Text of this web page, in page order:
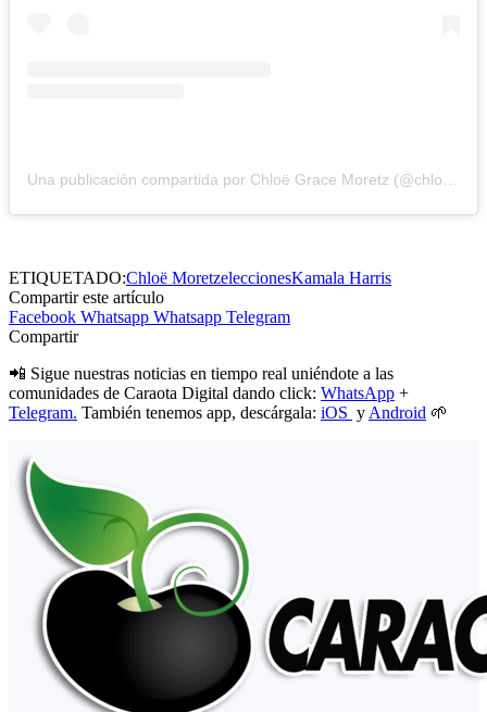
ETIQUETADO:Chloë MoretzeleccionesKamala Harris
Compartir este artículo
Facebook Whatsapp Whatsapp Telegram
Compartir
📲 Sigue nuestras noticias en tiempo real uniéndote a las
comunidades de Caraota Digital dando click: WhatsApp +
Telegram. También tenemos app, descárgala: iOS y Android 🌱